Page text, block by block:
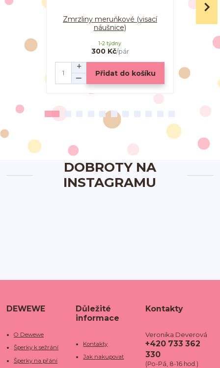
Zmrzliny meruňkové (visací
náušnice)
300 Kč/pár
1-2 týdny
Přidat do košíku
DOBROTY NA
INSTAGRAMU
DEWEWE
O Dewewe
Šperky k sežrání
Šperky na přání
Důležité
informace
Kontakty
Jak nakupovat
Kontakty
Veronika Deverová
+420 733 362
330
(Po-Pá, 8-16 hod.)